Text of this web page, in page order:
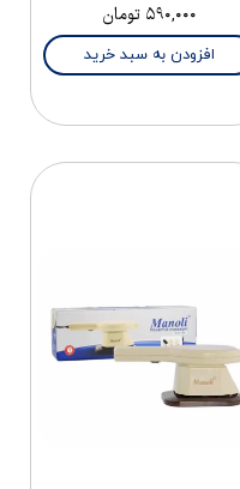
۵۹۰,۰۰۰ تومان
افزودن به سبد خرید